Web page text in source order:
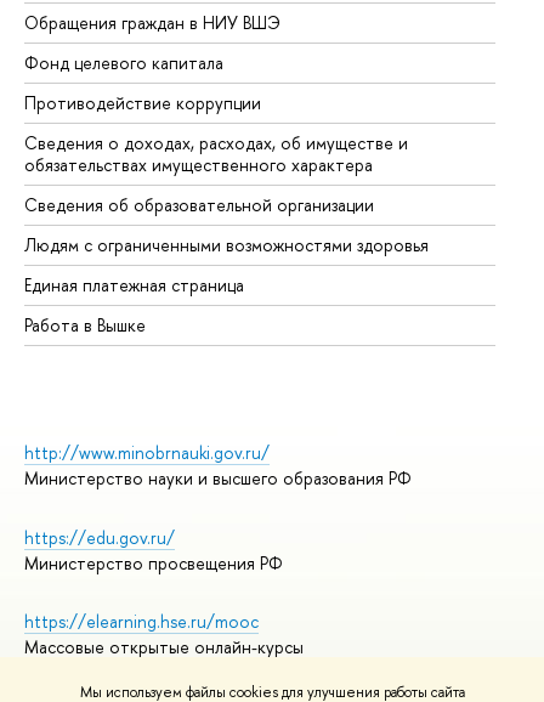
Мы используем файлы cookies для улучшения работы сайта
Обращения граждан в НИУ ВШЭ
Фонд целевого капитала
Противодействие коррупции
Сведения о доходах, расходах, об имуществе и
обязательствах имущественного характера
Сведения об образовательной организации
Людям с ограниченными возможностями здоровья
Единая платежная страница
Работа в Вышке
http://www.minobrnauki.gov.ru/
Министерство науки и высшего образования РФ
https://edu.gov.ru/
Министерство просвещения РФ
https://elearning.hse.ru/mooc
Массовые открытые онлайн-курсы